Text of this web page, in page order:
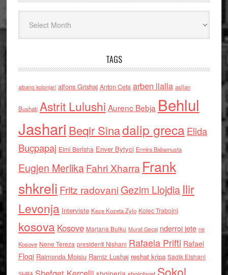
TAGS
albano kolonjari alfons Grishaj Anton Cefa arben llalla asllan
Bushati Astrit Lulushi Aurenc Bebja Behlul
Jashari Beqir Sinadalip grecaElida
Buçpapaj Elmi Berisha Enver Bytyci Ermira Babamusta
Eugjen MerlikaFahri Xharra Frank
shkreli Fritz radovaniGezim Llojdia Ilir
Levonja Interviste Keze Kozeta Zylo Kolec Traboini
kosova Kosove Marjana Bulku Murat Gecaj nderroi jete ne
Kosove Nene Tereza presidenti Nishani Rafaela Prifti Rafael
Floqi Raimonda Moisiu Ramiz Lushaj reshat kripa Sadik Elshani
Sokol